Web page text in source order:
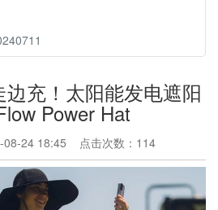
充！太阳能发电遮阳
Power Hat
08-24 18:45 点击次数：114